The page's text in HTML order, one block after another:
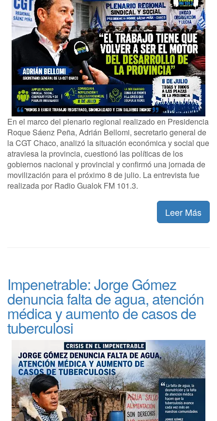
En el marco del plenario regional realizado en Presidencia
Roque Sáenz Peña, Adrián Bellomi, secretario general de
la CGT Chaco, analizó la situación económica y social que
atraviesa la provincia, cuestionó las políticas de los
gobiernos nacional y provincial y confirmó una jornada de
movilización para el próximo 8 de julio. La entrevista fue
realizada por Radio Gualok FM 101.3.
Leer Más
Impenetrable: Jorge Gómez
denuncia falta de agua, atención
médica y aumento de casos de
tuberculosi